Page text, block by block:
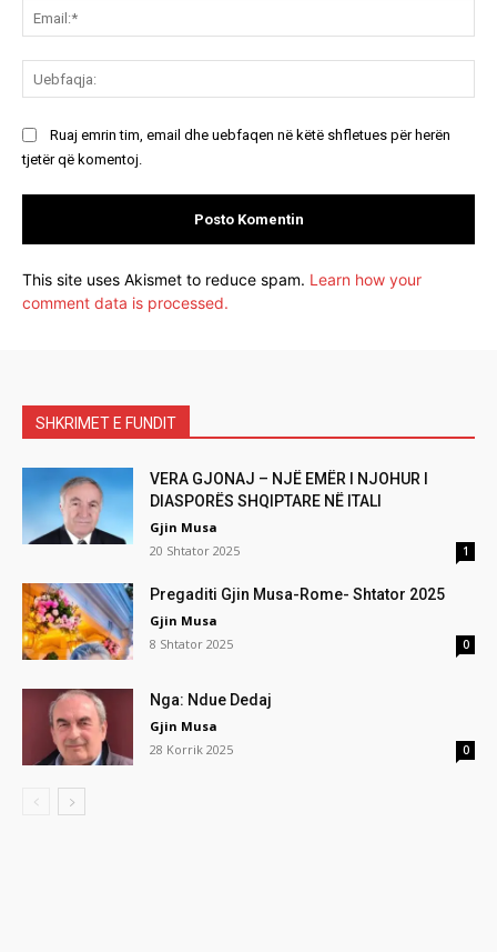
Ruaj emrin tim, email dhe uebfaqen në këtë shfletues për herën
tjetër që komentoj.
This site uses Akismet to reduce spam. Learn how your
comment data is processed.
SHKRIMET E FUNDIT
VERA GJONAJ – NJË EMËR I NJOHUR I
DIASPORËS SHQIPTARE NË ITALI
Gjin Musa
20 Shtator 2025
1
Pregaditi Gjin Musa-Rome- Shtator 2025
Gjin Musa
8 Shtator 2025
0
Nga: Ndue Dedaj
Gjin Musa
28 Korrik 2025
0